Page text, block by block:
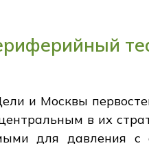
и Москвы
в их
для давления с